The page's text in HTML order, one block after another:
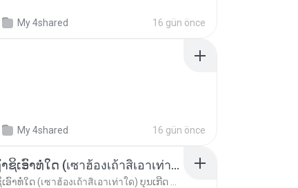
My 4shared 16 gün önce
My 4shared 16 gün önce
ເຊົາຮ້ອງເຖົ້າຊິເອົາທໍ່ໃດ (เซาฮ้องเถ้าสิเอาเท่าใด) ບຸນເກີດ ຫນູຫ່ວງ ft. ໂສພາ ຈຸນທະລາ